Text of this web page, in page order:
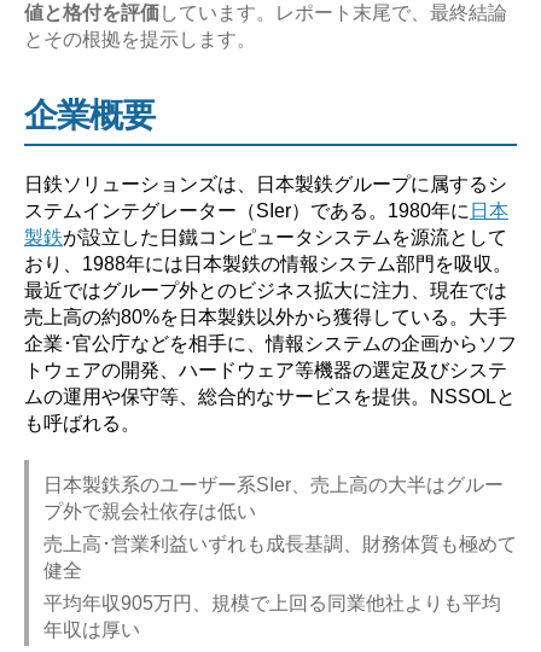
究
ば
い？】”
値と格付を評価しています。レポート末尾で、最終結論
とその根拠を提示します。
企業概要
日鉄ソリューションズは、日本製鉄グループに属するシ
ステムインテグレーター（SIer）である。1980年に 日本
製鉄が設立した日鐵コンピュータシステムを源流として
おり、1988年には日本製鉄の情報システム部門を吸収。
最近ではグループ外とのビジネス拡大に注力、現在では
売上高の約80%を日本製鉄以外から獲得している。大手
企業･官公庁などを相手に、情報システムの企画からソフ
トウェアの開発、ハードウェア等機器の選定及びシステ
ムの運用や保守等、総合的なサービスを提供。NSSOLと
も呼ばれる。
日本製鉄系のユーザー系SIer、売上高の大半はグルー
プ外で親会社依存は低い
売上高･営業利益いずれも成長基調、財務体質も極めて
健全
平均年収905万円、規模で上回る同業他社よりも平均
年収は厚い